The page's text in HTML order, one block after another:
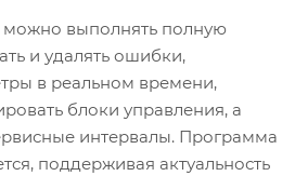
выполнять полную
и удалять ошибки,
в реальном времени,
блоки управления, а
интервалы. Программа
поддерживая актуальность